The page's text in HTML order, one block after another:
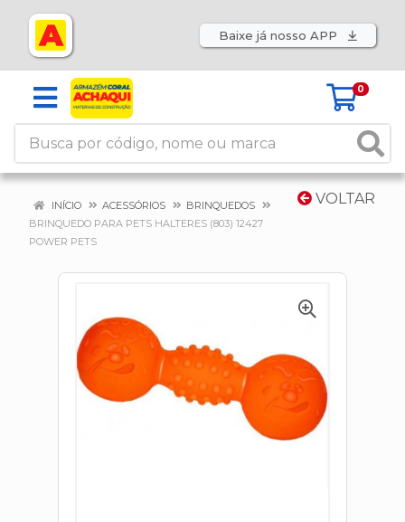
Baixe já nosso APP
0
VOLTAR
INÍCIO ACESSÓRIOS
BRINQUEDOS
BRINQUEDO PARA PETS HALTERES (803) 12427
POWER PETS